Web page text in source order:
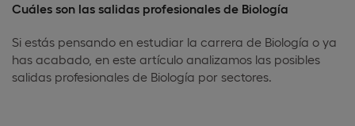
Cuáles son las salidas profesionales de Biología
Si estás pensando en estudiar la carrera de Biología o ya
has acabado, en este artículo analizamos las posibles
salidas profesionales de Biología por sectores.